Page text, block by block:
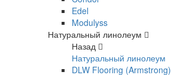
Edel
Modulyss
Натуральный линолеум
Назад
Натуральный линолеум
DLW Flooring (Armstrong)